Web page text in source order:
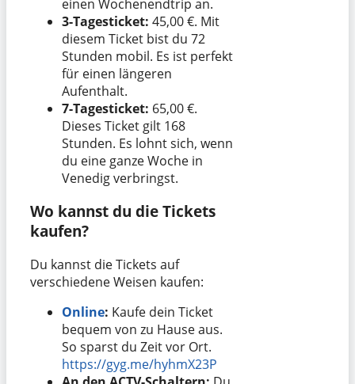
einen Wochenendtrip an.
3-Tagesticket: 45,00 €. Mit
diesem Ticket bist du 72
Stunden mobil. Es ist perfekt
für einen längeren
Aufenthalt.
7-Tagesticket: 65,00 €.
Dieses Ticket gilt 168
Stunden. Es lohnt sich, wenn
du eine ganze Woche in
Venedig verbringst.
Wo kannst du die Tickets
kaufen?
Du kannst die Tickets auf
verschiedene Weisen kaufen:
Online: Kaufe dein Ticket
bequem von zu Hause aus.
So sparst du Zeit vor Ort.
https://gyg.me/hyhmX23P